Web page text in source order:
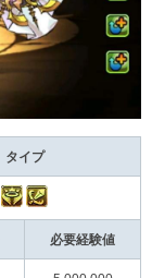
タイプ
必要経験値